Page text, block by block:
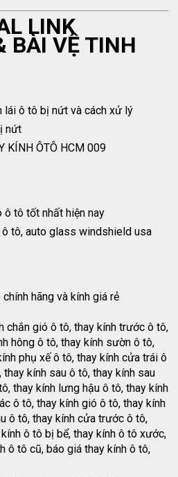
LINK
BÀI VỆ TINH
lái ô tô bị nứt và cách xử lý
nứt
KÍNH ÔTÔ HCM 009
ô tô tốt nhất hiện nay
tô, auto glass windshield usa
hãng và kính giá rẻ
chắn gió ô tô, thay kính trước ô tô,
hông ô tô, thay kính sườn ô tô,
phụ xế ô tô, thay kính cửa trái ô
kính sau ô tô, thay kính sau
thay kính lưng hậu ô tô, thay kính
ô tô, thay kính gió ô tô, thay kính
ô tô, thay kính cửa trước ô tô,
ô tô bị bể, thay kính ô tô xước,
ô tô cũ, báo giá thay kính ô tô,